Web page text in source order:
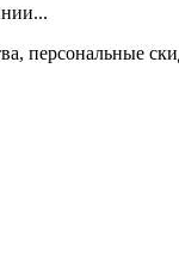
персональные